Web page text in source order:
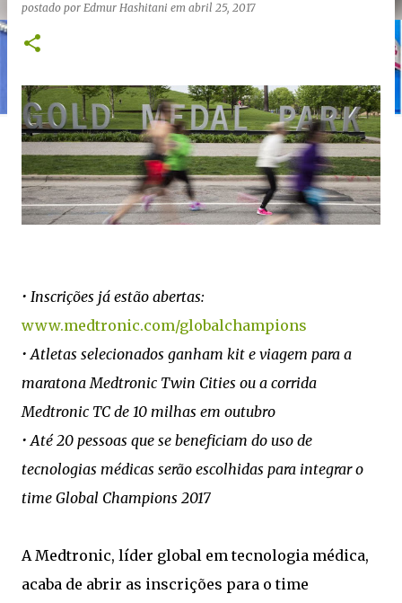
postado por Edmur Hashitani em abril 25, 2017
• Inscrições já estão abertas:
www.medtronic.com/globalchampions
• Atletas selecionados ganham kit e viagem para a
maratona Medtronic Twin Cities ou a corrida
Medtronic TC de 10 milhas em outubro
• Até 20 pessoas que se beneficiam do uso de
tecnologias médicas serão escolhidas para integrar o
time Global Champions 2017
A Medtronic, líder global em tecnologia médica,
acaba de abrir as inscrições para o time